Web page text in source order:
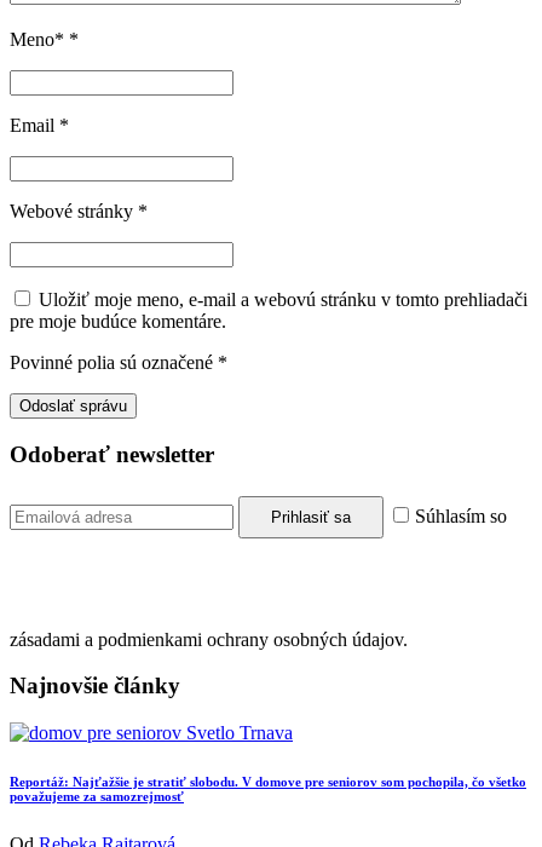
Meno* *
Email *
Webové stránky *
Uložiť moje meno, e-mail a webovú stránku v tomto prehliadači
pre moje budúce komentáre.
Povinné polia sú označené *
Odoberať newsletter
Súhlasím so
zásadami a podmienkami ochrany osobných údajov.
Najnovšie články
Reportáž: Najťažšie je stratiť slobodu. V domove pre seniorov som pochopila, čo všetko
považujeme za samozrejmosť